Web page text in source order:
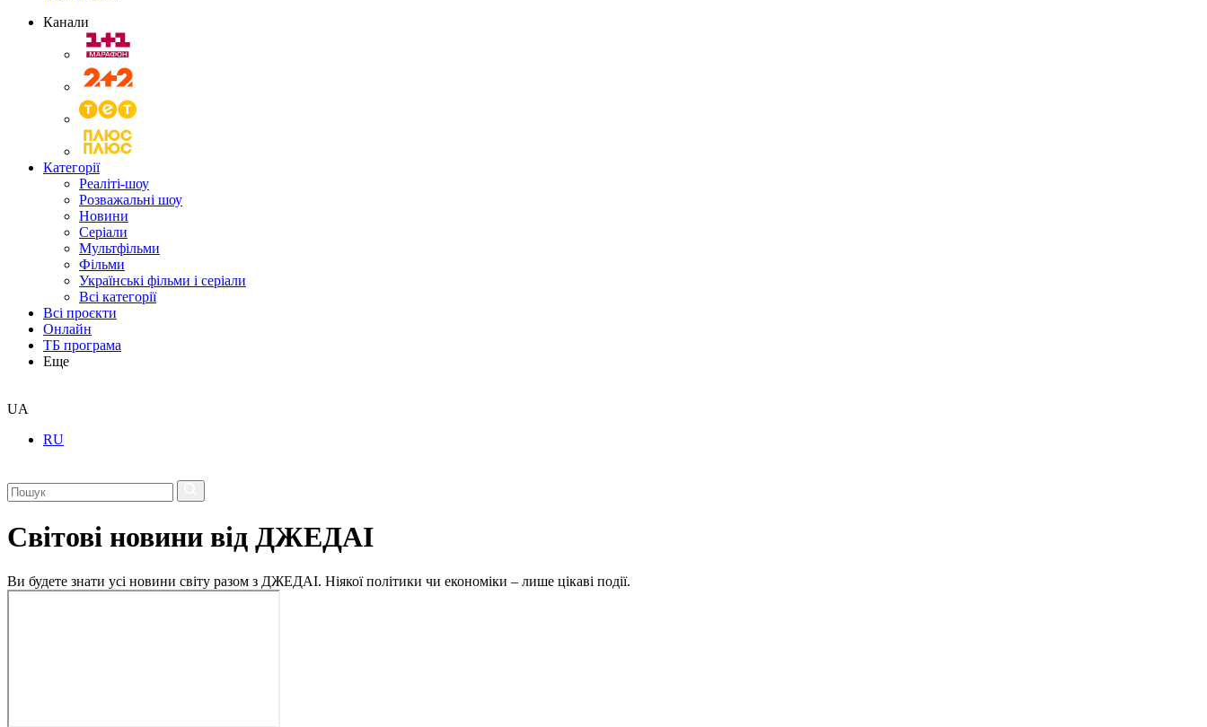
Канали
Категорії
Реаліті-шоу
Розважальні шоу
Новини
Серіали
Мультфільми
Фільми
Українські фільми і серіали
Всі категорії
Всі проєкти
Онлайн
ТБ програма
Еще
UA
RU
Світові новини від ДЖЕДАІ
Ви будете знати усі новини світу разом з ДЖЕДАІ. Ніякої політики чи економіки – лише цікаві події.